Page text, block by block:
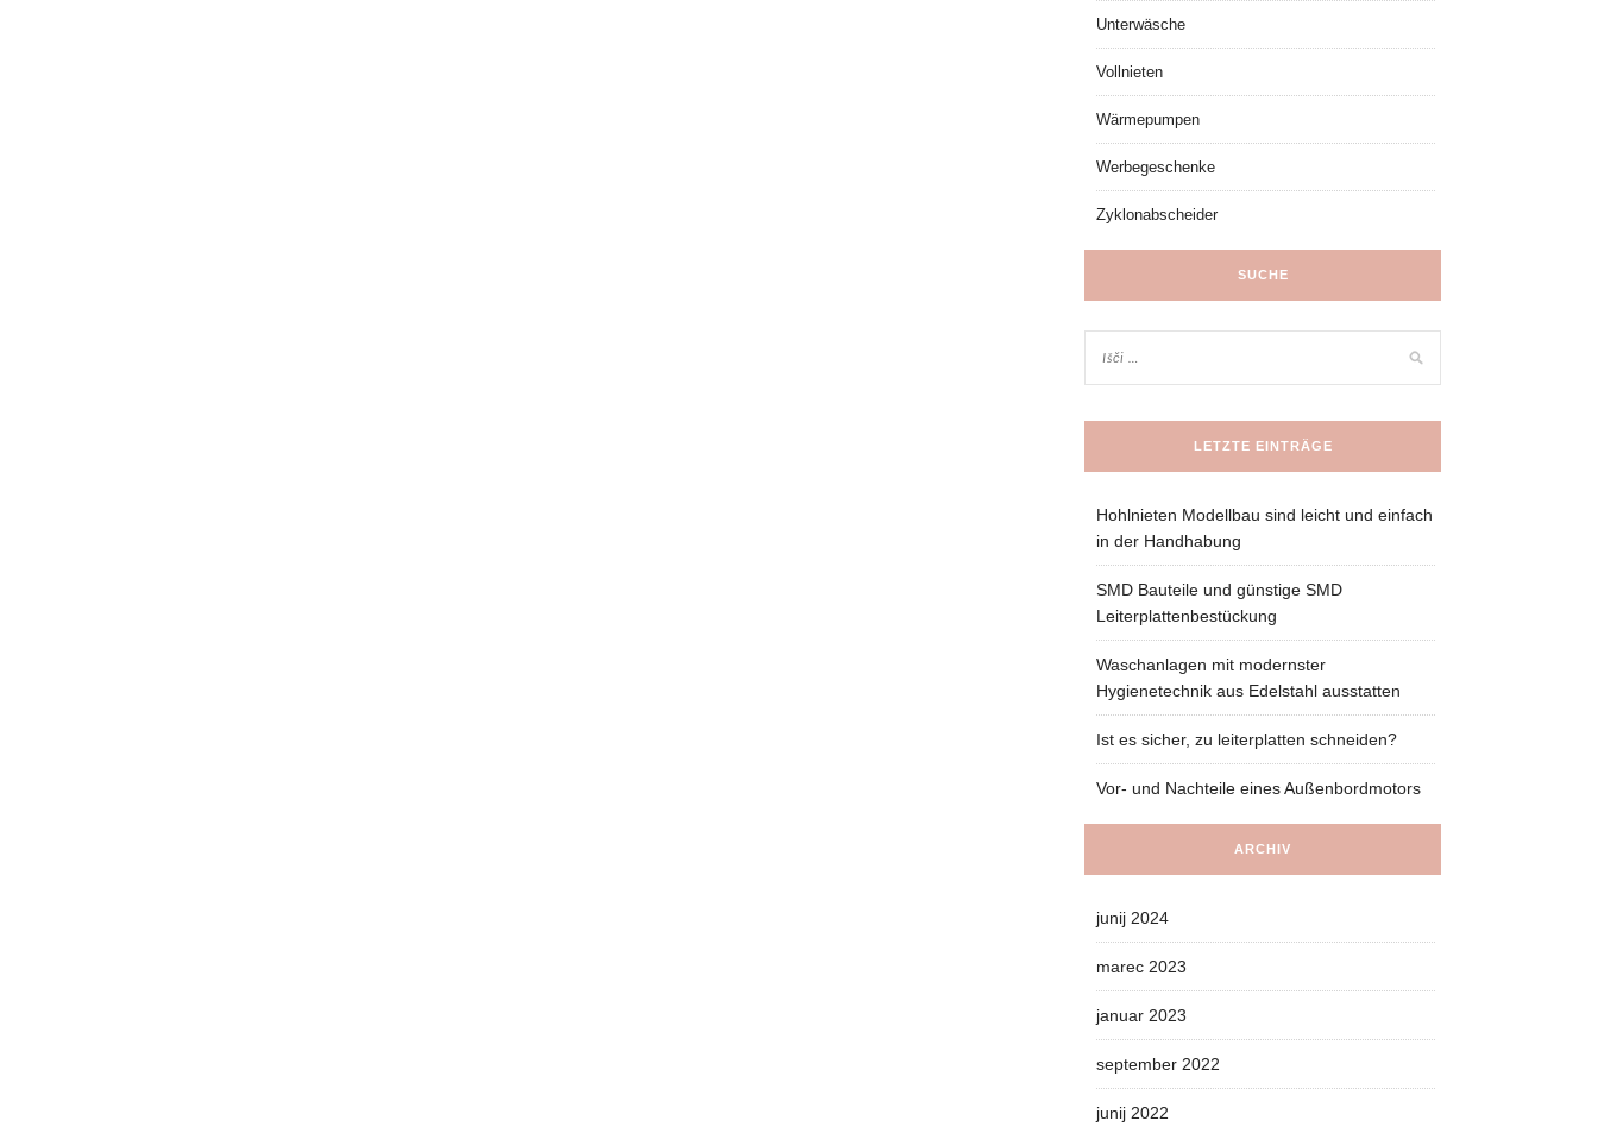
Unterwäsche
Vollnieten
Wärmepumpen
Werbegeschenke
Zyklonabscheider
SUCHE
LETZTE EINTRÄGE
Hohlnieten Modellbau sind leicht und einfach
in der Handhabung
SMD Bauteile und günstige SMD
Leiterplattenbestückung
Waschanlagen mit modernster
Hygienetechnik aus Edelstahl ausstatten
Ist es sicher, zu leiterplatten schneiden?
Vor- und Nachteile eines Außenbordmotors
ARCHIV
junij 2024
marec 2023
januar 2023
september 2022
junij 2022